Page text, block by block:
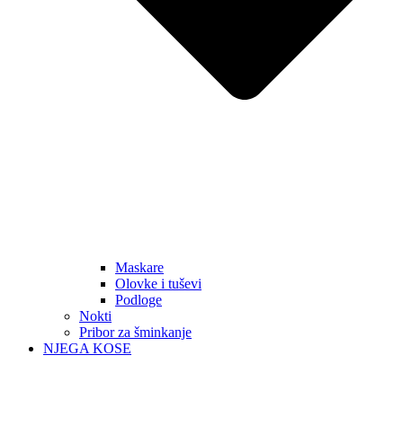
Maskare
Olovke i tuševi
Podloge
Nokti
Pribor za šminkanje
NJEGA KOSE